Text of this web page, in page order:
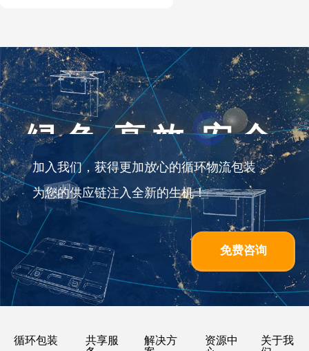
绿色 高效 安全
加入我们，获得更加放心的循环物流包装，
为您的供应链注入全新的生机！
免费咨询
循环包装
共享服
解决方
资源中
关于我